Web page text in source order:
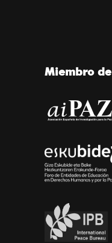
Miembro de